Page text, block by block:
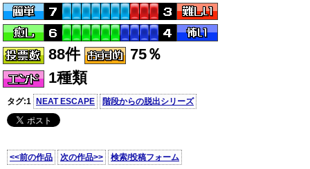
88件
75％
1種類
タグ:1 NEAT ESCAPE 階段からの脱出シリーズ
<<前の作品 次の作品>> 検索/投稿フォーム